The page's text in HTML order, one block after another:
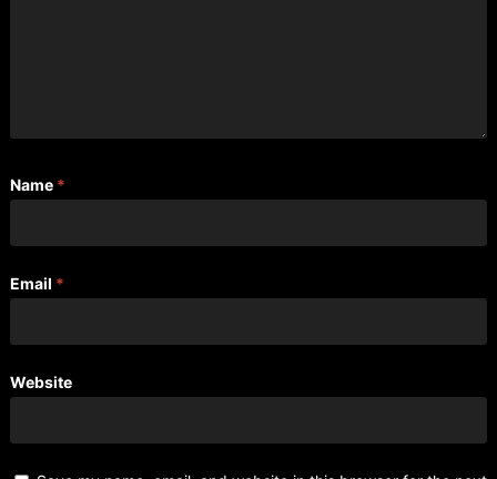
Name *
Email *
Website